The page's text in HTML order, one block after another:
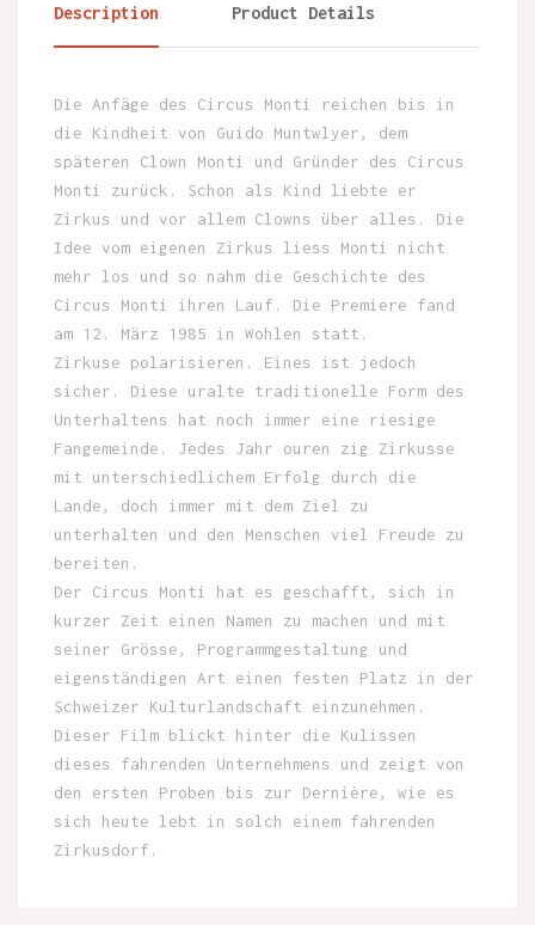
Description Product Details
Die Anfäge des Circus Monti reichen bis in
die Kindheit von Guido Muntwlyer, dem
späteren Clown Monti und Gründer des Circus
Monti zurück. Schon als Kind liebte er
Zirkus und vor allem Clowns über alles. Die
Idee vom eigenen Zirkus liess Monti nicht
mehr los und so nahm die Geschichte des
Circus Monti ihren Lauf. Die Premiere fand
am 12. März 1985 in Wohlen statt.
Zirkuse polarisieren. Eines ist jedoch
sicher. Diese uralte traditionelle Form des
Unterhaltens hat noch immer eine riesige
Fangemeinde. Jedes Jahr ouren zig Zirkusse
mit unterschiedlichem Erfolg durch die
Lande, doch immer mit dem Ziel zu
unterhalten und den Menschen viel Freude zu
bereiten.
Der Circus Monti hat es geschafft, sich in
kurzer Zeit einen Namen zu machen und mit
seiner Grösse, Programmgestaltung und
eigenständigen Art einen festen Platz in der
Schweizer Kulturlandschaft einzunehmen.
Dieser Film blickt hinter die Kulissen
dieses fahrenden Unternehmens und zeigt von
den ersten Proben bis zur Dernière, wie es
sich heute lebt in solch einem fahrenden
Zirkusdorf.